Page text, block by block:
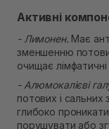
Активні
- Лимонен. Має
зменшенню
очищає лімфатичні
- Алюмокалієві
потових і
глибоко
порушувати або